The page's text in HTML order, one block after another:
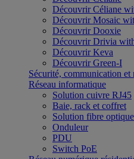
Découvrir Céliane
Découvrir Mosaic
Découvrir Dooxie
Découvrir Drivia
Découvrir Keva
Découvrir Green-I
Sécurité, communication et
Réseau informatique
Solution cuivre RJ45
Baie, rack et coffret
Solution fibre
Onduleur
PDU
Switch PoE